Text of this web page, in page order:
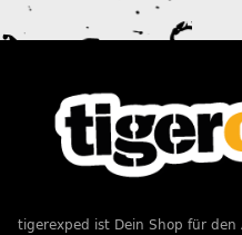
tigerexped ist Dein Shop für den